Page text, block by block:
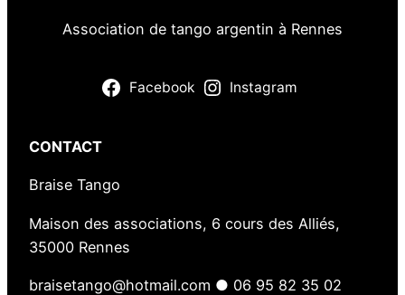
Association de tango argentin à Rennes
Facebook Instagram
CONTACT
Braise Tango
Maison des associations, 6 cours des Alliés,
35000 Rennes
braisetango@hotmail.com ● 06 95 82 35 02